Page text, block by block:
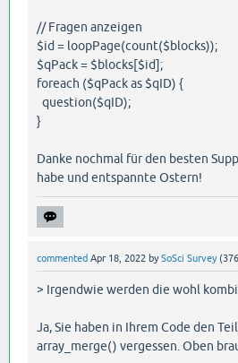
// Fragen anzeigen
$id = loopPage(count($blocks));
$qPack = $blocks[$id];
foreach ($qPack as $qID) {
question($qID);
}
Danke nochmal für den besten
habe und entspannte Ostern!
commented Apr 18, 2022 bySoSci Survey (
> Irgendwie werden die wohl
Ja, Sie haben in Ihrem Code den
array_merge() vergessen. Oben